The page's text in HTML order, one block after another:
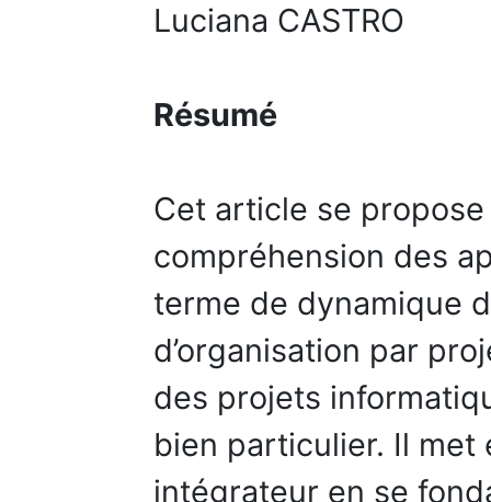
Luciana CASTRO
Résumé
Cet article se
compréhension des
terme de dynamique
d’organisation par
des projets
bien particulier. Il met
intégrateur en se